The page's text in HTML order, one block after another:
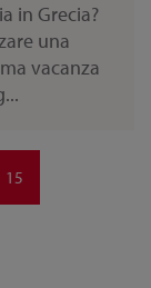
in Grecia?
una
vacanza
15